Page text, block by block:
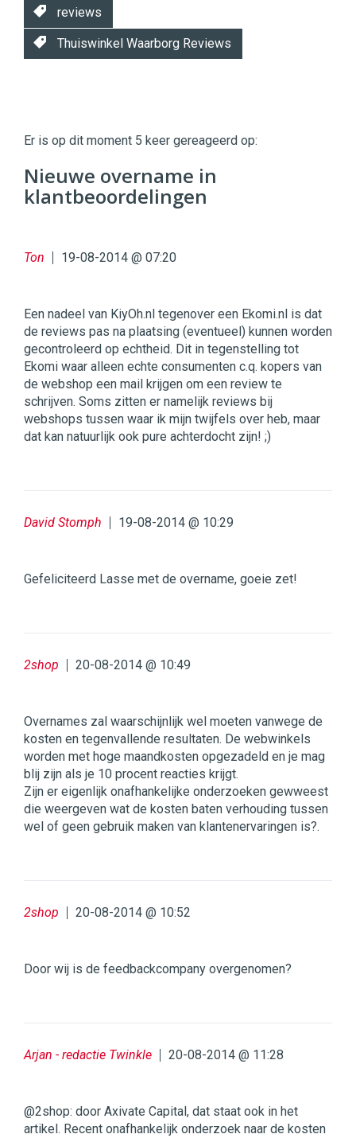
reviews
Thuiswinkel Waarborg Reviews
|
Digital
Commerce https://twinklemagazine.nl
9654
Er is op dit moment 5 keer gereageerd op:
Nieuwe overname in
klantbeoordelingen
Ton 19-08-2014 @ 07:20
Een nadeel van KiyOh.nl tegenover een Ekomi.nl is dat
de reviews pas na plaatsing (eventueel) kunnen worden
gecontroleerd op echtheid. Dit in tegenstelling tot
Ekomi waar alleen echte consumenten c.q. kopers van
de webshop een mail krijgen om een review te
schrijven. Soms zitten er namelijk reviews bij
webshops tussen waar ik mijn twijfels over heb, maar
dat kan natuurlijk ook pure achterdocht zijn! ;)
David Stomph 19-08-2014 @ 10:29
Gefeliciteerd Lasse met de overname, goeie zet!
2shop 20-08-2014 @ 10:49
Overnames zal waarschijnlijk wel moeten vanwege de
kosten en tegenvallende resultaten. De webwinkels
worden met hoge maandkosten opgezadeld en je mag
blij zijn als je 10 procent reacties krijgt.
Zijn er eigenlijk onafhankelijke onderzoeken gewweest
die weergeven wat de kosten baten verhouding tussen
wel of geen gebruik maken van klantenervaringen is?.
2shop 20-08-2014 @ 10:52
Door wij is de feedbackcompany overgenomen?
Arjan - redactie Twinkle 20-08-2014 @ 11:28
@2shop: door Axivate Capital, dat staat ook in het
artikel. Recent onafhankelijk onderzoek naar de kosten